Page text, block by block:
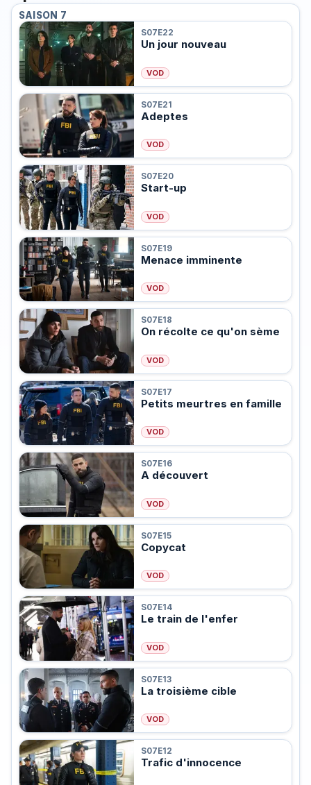
SAISON 7
S07E22
Un jour nouveau
VOD
S07E21
Adeptes
VOD
S07E20
Start-up
VOD
S07E19
Menace imminente
VOD
S07E18
On récolte ce qu'on sème
VOD
S07E17
Petits meurtres en famille
VOD
S07E16
A découvert
VOD
S07E15
Copycat
VOD
S07E14
Le train de l'enfer
VOD
S07E13
La troisième cible
VOD
S07E12
Trafic d'innocence